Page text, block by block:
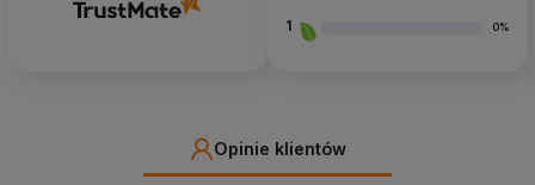
1 0%
Opinie klientów